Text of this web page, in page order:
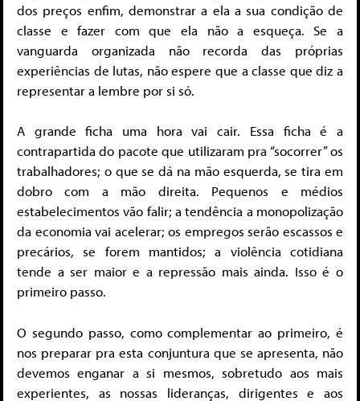
dos preços enfim, demonstrar a ela a sua condição de
classe e fazer com que ela não a esqueça. Se a
vanguarda organizada não recorda das próprias
experiências de lutas, não espere que a classe que diz a
representar a lembre por si só.
A grande ficha uma hora vai cair. Essa ficha é a
contrapartida do pacote que utilizaram pra “socorrer” os
trabalhadores; o que se dá na mão esquerda, se tira em
dobro com a mão direita. Pequenos e médios
estabelecimentos vão falir; a tendência a monopolização
da economia vai acelerar; os empregos serão escassos e
precários, se forem mantidos; a violência cotidiana
tende a ser maior e a repressão mais ainda. Isso é o
primeiro passo.
O segundo passo, como complementar ao primeiro, é
nos preparar pra esta conjuntura que se apresenta, não
devemos enganar a si mesmos, sobretudo aos mais
experientes, as nossas lideranças, dirigentes e aos